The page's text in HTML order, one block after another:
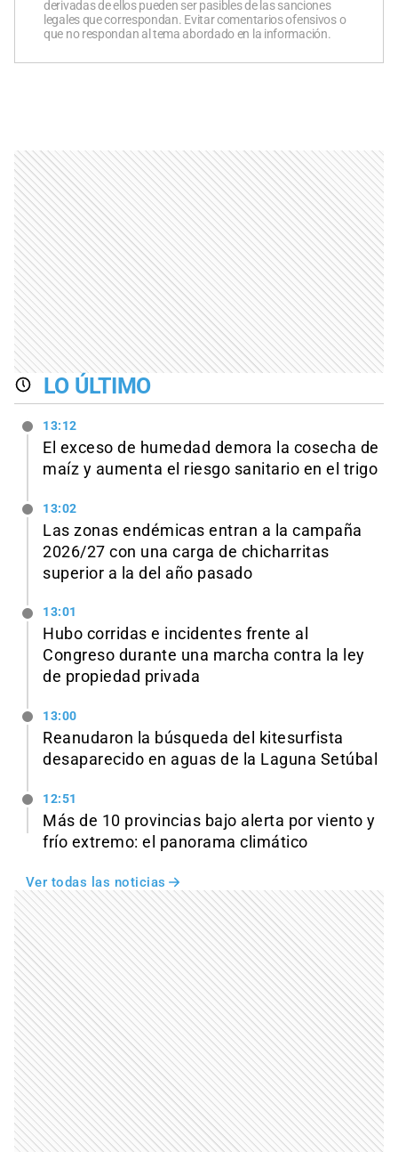
derivadas de ellos pueden ser pasibles de las sanciones
legales que correspondan. Evitar comentarios ofensivos o
que no respondan al tema abordado en la información.
LO ÚLTIMO
13:12
El exceso de humedad demora la cosecha de
maíz y aumenta el riesgo sanitario en el trigo
13:02
Las zonas endémicas entran a la campaña
2026/27 con una carga de chicharritas
superior a la del año pasado
13:01
Hubo corridas e incidentes frente al
Congreso durante una marcha contra la ley
de propiedad privada
13:00
Reanudaron la búsqueda del kitesurfista
desaparecido en aguas de la Laguna Setúbal
12:51
Más de 10 provincias bajo alerta por viento y
frío extremo: el panorama climático
Ver todas las noticias